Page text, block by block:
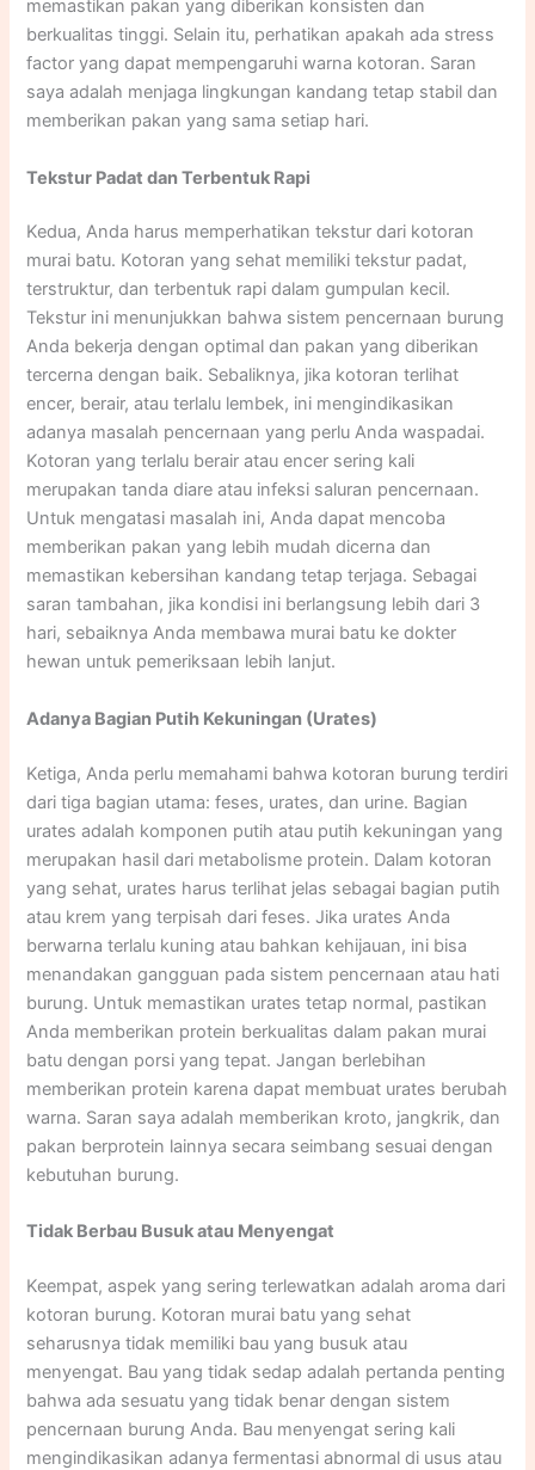
memastikan pakan yang diberikan konsisten dan
berkualitas tinggi. Selain itu, perhatikan apakah ada stress
factor yang dapat mempengaruhi warna kotoran. Saran
saya adalah menjaga lingkungan kandang tetap stabil dan
memberikan pakan yang sama setiap hari.​
Tekstur Padat dan Terbentuk Rapi
Kedua, Anda harus memperhatikan tekstur dari kotoran
murai batu. Kotoran yang sehat memiliki tekstur padat,
terstruktur, dan terbentuk rapi dalam gumpulan kecil.
Tekstur ini menunjukkan bahwa sistem pencernaan burung
Anda bekerja dengan optimal dan pakan yang diberikan
tercerna dengan baik. Sebaliknya, jika kotoran terlihat
encer, berair, atau terlalu lembek, ini mengindikasikan
adanya masalah pencernaan yang perlu Anda waspadai.
Kotoran yang terlalu berair atau encer sering kali
merupakan tanda diare atau infeksi saluran pencernaan.
Untuk mengatasi masalah ini, Anda dapat mencoba
memberikan pakan yang lebih mudah dicerna dan
memastikan kebersihan kandang tetap terjaga. Sebagai
saran tambahan, jika kondisi ini berlangsung lebih dari 3
hari, sebaiknya Anda membawa murai batu ke dokter
hewan untuk pemeriksaan lebih lanjut.​​
Adanya Bagian Putih Kekuningan (Urates)
Ketiga, Anda perlu memahami bahwa kotoran burung terdiri
dari tiga bagian utama: feses, urates, dan urine. Bagian
urates adalah komponen putih atau putih kekuningan yang
merupakan hasil dari metabolisme protein. Dalam kotoran
yang sehat, urates harus terlihat jelas sebagai bagian putih
atau krem yang terpisah dari feses. Jika urates Anda
berwarna terlalu kuning atau bahkan kehijauan, ini bisa
menandakan gangguan pada sistem pencernaan atau hati
burung. Untuk memastikan urates tetap normal, pastikan
Anda memberikan protein berkualitas dalam pakan murai
batu dengan porsi yang tepat. Jangan berlebihan
memberikan protein karena dapat membuat urates berubah
warna. Saran saya adalah memberikan kroto, jangkrik, dan
pakan berprotein lainnya secara seimbang sesuai dengan
kebutuhan burung.​
Tidak Berbau Busuk atau Menyengat
Keempat, aspek yang sering terlewatkan adalah aroma dari
kotoran burung. Kotoran murai batu yang sehat
seharusnya tidak memiliki bau yang busuk atau
menyengat. Bau yang tidak sedap adalah pertanda penting
bahwa ada sesuatu yang tidak benar dengan sistem
pencernaan burung Anda. Bau menyengat sering kali
mengindikasikan adanya fermentasi abnormal di usus atau